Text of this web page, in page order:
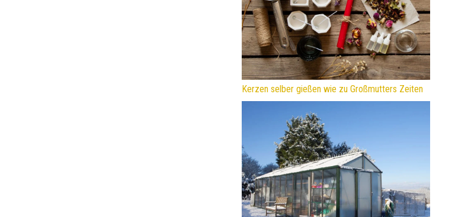
Kerzen selber gießen wie zu Großmutters Zeiten